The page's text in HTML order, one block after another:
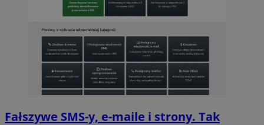
Fałszywe SMS-y, e-maile i strony. Tak